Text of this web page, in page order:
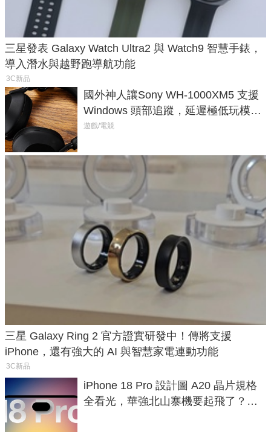
三星發表 Galaxy Watch Ultra2 與 Watch9 智慧手錶，
導入潛水與越野跑導航功能
3C新品
國外神人讓Sony WH-1000XM5 支援
Windows 頭部追蹤，延遲極低玩模擬
飛行超有感
遊戲/電競
三星 Galaxy Ring 2 官方證實研發中！傳將支援
iPhone，還有強大的 AI 與智慧家電連動功能
3C新品
iPhone 18 Pro 設計圖 A20 晶片規格
全看光，華強北山寨機要起飛了？專